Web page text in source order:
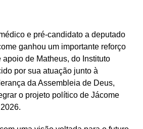
e pré-candidato a deputado
ganhou um importante reforço
de Matheus, do Instituto
por sua atuação junto à
da Assembleia de Deus,
o projeto político de Jácome